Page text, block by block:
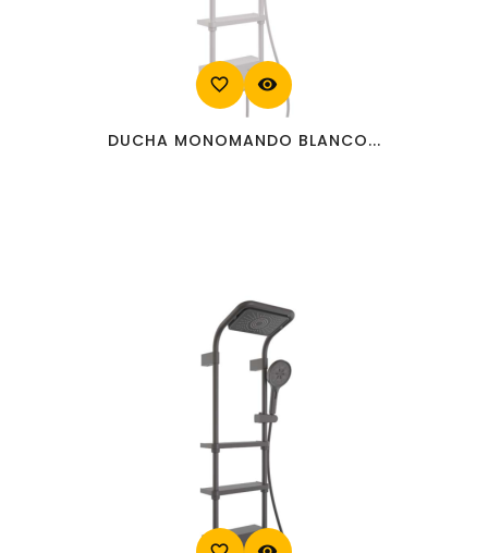
favorite_border visibility
DUCHA MONOMANDO BLANCO...